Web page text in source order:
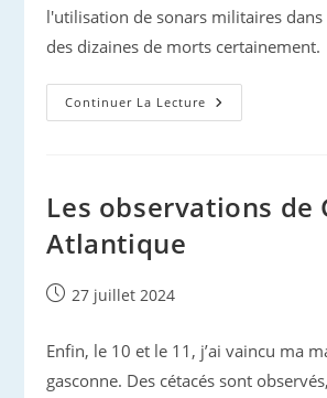
l'utilisation de sonars militaires dans
des dizaines de morts certainement.
Continuer La Lecture Ziphius
Du
Les observations de
Atlantique
Publication
27 juillet 2024
Enfin, le 10 et le 11, j’ai vaincu ma
gasconne. Des cétacés sont